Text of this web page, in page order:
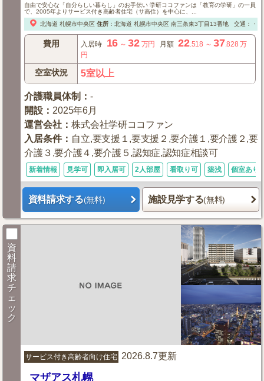
自由で安心な「自分らしい暮らし」のお手伝い 学研ココファンは「教育の学研」の一員
で、2005年よりサービス付き高齢者住宅（サ高住）を中心に、...
北海道 札幌市中央区 住所： 北海道 札幌市中央区南三条東3丁目13番地 交通：・
費用 入居時 16 ～32 万円 月額 22.518 ～37.828 万
円
空室状況 5室以上
介護職員体制 ：-
開設 ： 2025年6月
運営会社 ：株式会社学研ココファン
入居条件： 自立,要支援１,要支援２,要介護１,要介護２,要
介護３,要介護４,要介護５,認知症,認知症相談可
新着情報 見学可 即入居可 2人部屋 看取り可 築浅 個室あり
資料請求する(無料) 施設見学する(無料)
資
料
請
求
チ
ェ
ッ
ク
サービス付き高齢者向け住宅 2026.8.7更新
マザアス札幌